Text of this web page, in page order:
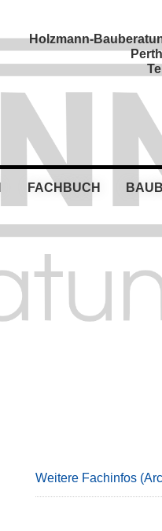
Holzmann-
FACHBUCH
Weitere Fachinfos